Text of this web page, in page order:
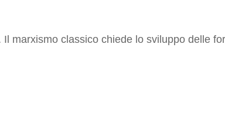
marxismo classico chiede lo sviluppo delle